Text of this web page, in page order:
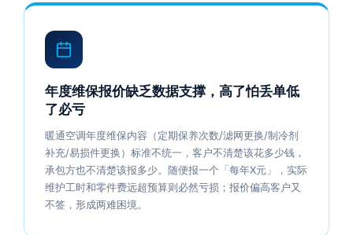
年度维保报价缺乏数据支撑，高了怕丢单低
了必亏
暖通空调年度维保内容（定期保养次数/滤网更换/制冷剂
补充/易损件更换）标准不统一，客户不清楚该花多少钱，
承包方也不清楚该报多少。随便报一个「每年X元」，实际
维护工时和零件费远超预算则必然亏损；报价偏高客户又
不签，形成两难困境。